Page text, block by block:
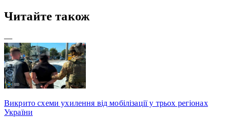
Читайте також
—
Викрито схеми ухилення від мобілізації у трьох регіонах
України